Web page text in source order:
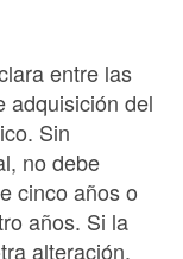
entre las
adquisición del
Sin
no debe
cinco años o
años. Si la
alteración,